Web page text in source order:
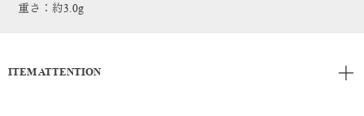
重さ：約3.0g
ITEM ATTENTION